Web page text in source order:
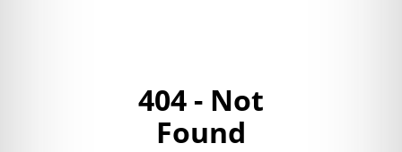
404 - Not
Found